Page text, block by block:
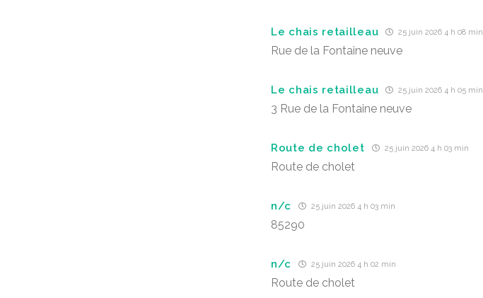
Le chais retailleau 25 juin 2026 4 h 08 min
Rue de la Fontaine neuve
Le chais retailleau 25 juin 2026 4 h 05 min
3 Rue de la Fontaine neuve
Route de cholet 25 juin 2026 4 h 03 min
Route de cholet
n/c 25 juin 2026 4 h 03 min
85290
n/c 25 juin 2026 4 h 02 min
Route de cholet